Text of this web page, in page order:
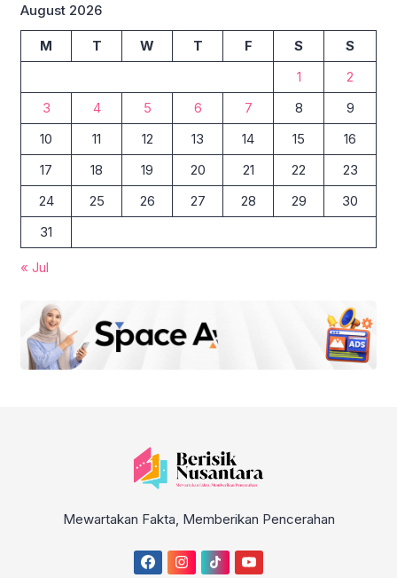
August 2026
M T W T F S
S
1
2
3
4 5 6 7 8
9
10
11 12 13 14 15
16
17
18 19 20 21 22
23
24
25 26 27 28 29
30
31
« Jul
Mewartakan Fakta, Memberikan Pencerahan